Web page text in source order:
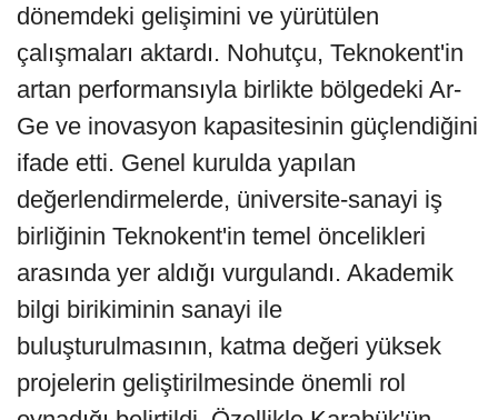
dönemdeki gelişimini ve yürütülen
çalışmaları aktardı. Nohutçu, Teknokent'in
artan performansıyla birlikte bölgedeki Ar-
Ge ve inovasyon kapasitesinin güçlendiğini
ifade etti. Genel kurulda yapılan
değerlendirmelerde, üniversite-sanayi iş
birliğinin Teknokent'in temel öncelikleri
arasında yer aldığı vurgulandı. Akademik
bilgi birikiminin sanayi ile
buluşturulmasının, katma değeri yüksek
projelerin geliştirilmesinde önemli rol